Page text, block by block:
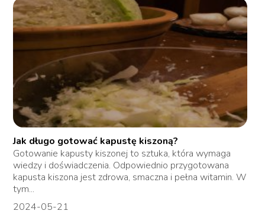
Jak długo gotować kapustę kiszoną?
Gotowanie kapusty kiszonej to sztuka, która wymaga
wiedzy i doświadczenia. Odpowiednio przygotowana
kapusta kiszona jest zdrowa, smaczna i pełna witamin. W
tym...
2024-05-21